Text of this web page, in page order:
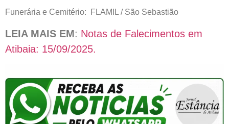
Funerária e Cemitério: FLAMIL / São Sebastião
LEIA MAIS EM: Notas de Falecimentos em
Atibaia: 15/09/2025.